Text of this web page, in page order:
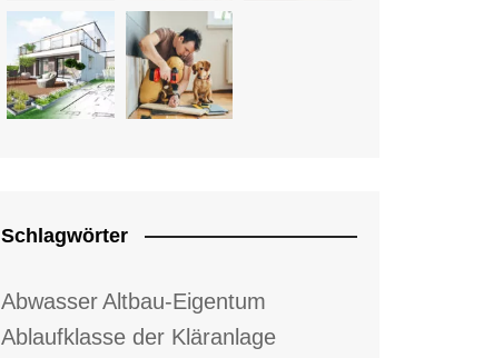
Schlagwörter
AbwasserAltbau-Eigentum
Ablaufklasse der Kläranlage